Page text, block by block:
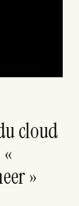
cloud
»